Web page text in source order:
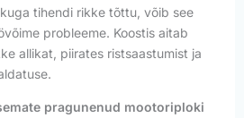
tihendi rikke tõttu, võib see
probleeme. Koostis aitab
allikat, piirates ristsaastumist ja
pragunenud mootoriploki